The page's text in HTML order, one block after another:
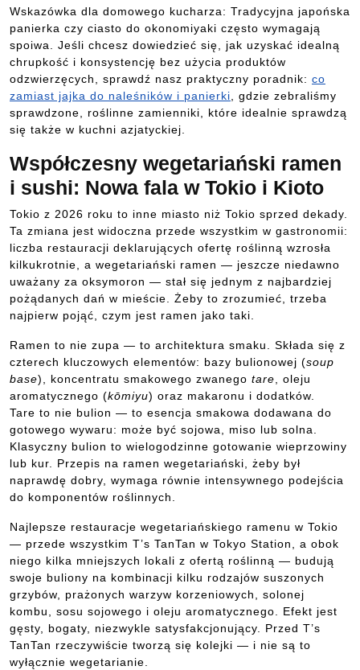
Wskazówka dla domowego kucharza: Tradycyjna japońska
panierka czy ciasto do okonomiyaki często wymagają
spoiwa. Jeśli chcesz dowiedzieć się, jak uzyskać idealną
chrupkość i konsystencję bez użycia produktów
odzwierzęcych, sprawdź nasz praktyczny poradnik: co
zamiast jajka do naleśników i panierki , gdzie zebraliśmy
sprawdzone, roślinne zamienniki, które idealnie sprawdzą
się także w kuchni azjatyckiej.
Współczesny wegetariański ramen
i sushi: Nowa fala w Tokio i Kioto
Tokio z 2026 roku to inne miasto niż Tokio sprzed dekady.
Ta zmiana jest widoczna przede wszystkim w gastronomii:
liczba restauracji deklarujących ofertę roślinną wzrosła
kilkukrotnie, a wegetariański ramen — jeszcze niedawno
uważany za oksymoron — stał się jednym z najbardziej
pożądanych dań w mieście. Żeby to zrozumieć, trzeba
najpierw pojąć, czym jest ramen jako taki.
Ramen to nie zupa — to architektura smaku. Składa się z
czterech kluczowych elementów: bazy bulionowej (soup
base), koncentratu smakowego zwanego tare , oleju
aromatycznego (kōmiyu) oraz makaronu i dodatków.
Tare to nie bulion — to esencja smakowa dodawana do
gotowego wywaru: może być sojowa, miso lub solna.
Klasyczny bulion to wielogodzinne gotowanie wieprzowiny
lub kur. Przepis na ramen wegetariański, żeby był
naprawdę dobry, wymaga równie intensywnego podejścia
do komponentów roślinnych.
Najlepsze restauracje wegetariańskiego ramenu w Tokio
— przede wszystkim T’s TanTan w Tokyo Station, a obok
niego kilka mniejszych lokali z ofertą roślinną — budują
swoje buliony na kombinacji kilku rodzajów suszonych
grzybów, prażonych warzyw korzeniowych, solonej
kombu, sosu sojowego i oleju aromatycznego. Efekt jest
gęsty, bogaty, niezwykle satysfakcjonujący. Przed T’s
TanTan rzeczywiście tworzą się kolejki — i nie są to
wyłącznie wegetarianie.